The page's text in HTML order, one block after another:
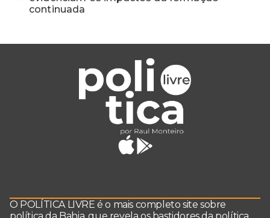
continuada
O POLÍTICA LIVRE é o mais completo site sobre